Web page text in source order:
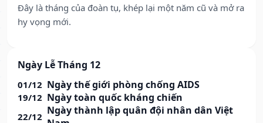
Đây là tháng của đoàn tụ, khép lại một năm cũ và mở ra
hy vọng mới.
Ngày Lễ Tháng 12
01/12 Ngày thế giới phòng chống AIDS
19/12 Ngày toàn quốc kháng chiến
22/12 Ngày thành lập quân đội nhân dân Việt